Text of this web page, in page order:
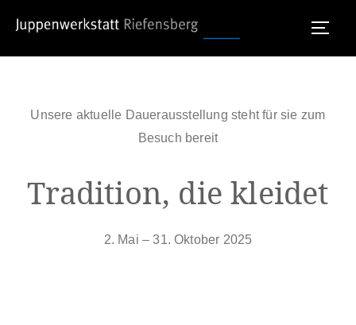
[/rev_slider]
Unsere aktuelle Dauerausstellung steht für sie zum
Besuch bereit
Tradition, die kleidet
2. Mai – 31. Oktober 2025